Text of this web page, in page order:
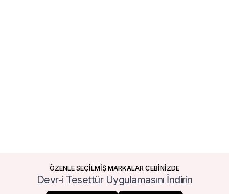
ÖZENLE SEÇİLMİŞ MARKALAR CEBİNİZDE
Devr-i Tesettür Uygulamasını İndirin